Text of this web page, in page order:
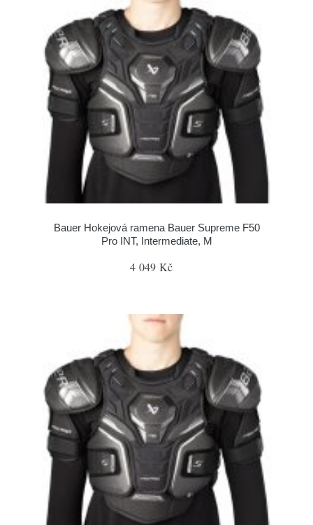
Bauer Hokejová ramena Bauer Supreme F50
Pro INT, Intermediate, M
4 049 Kč